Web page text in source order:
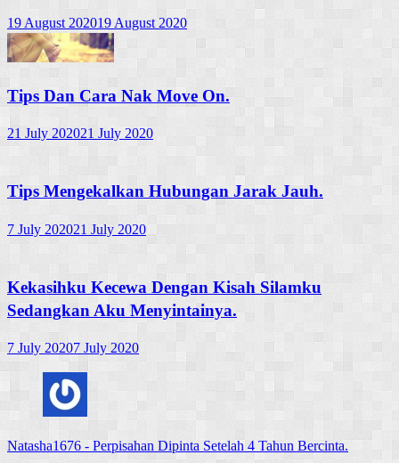
19 August 202019 August 2020
Tips Dan Cara Nak Move On.
21 July 202021 July 2020
Tips Mengekalkan Hubungan Jarak Jauh.
7 July 202021 July 2020
Kekasihku Kecewa Dengan Kisah Silamku
Sedangkan Aku Menyintainya.
7 July 20207 July 2020
Natasha1676 - Perpisahan Dipinta Setelah 4 Tahun Bercinta.